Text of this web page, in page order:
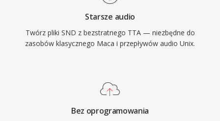
Starsze audio
Twórz pliki SND z bezstratnego TTA — niezbędne do
zasobów klasycznego Maca i przepływów audio Unix.
Bez oprogramowania